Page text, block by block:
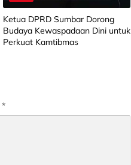
Ketua DPRD Sumbar Dorong
Budaya Kewaspadaan Dini untuk
Perkuat Kamtibmas
*